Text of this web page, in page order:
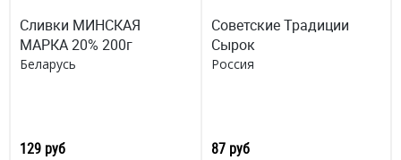
Сливки МИНСКАЯ
МАРКА 20% 200г
Беларусь
129 руб
Советские Традиции
Сырок
Россия
87 руб